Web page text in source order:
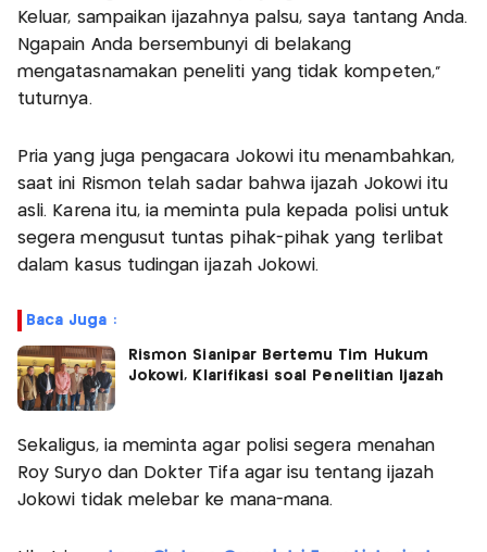
Keluar, sampaikan ijazahnya palsu, saya tantang Anda.
Ngapain Anda bersembunyi di belakang
mengatasnamakan peneliti yang tidak kompeten,"
tuturnya.
Pria yang juga pengacara Jokowi itu menambahkan,
saat ini Rismon telah sadar bahwa ijazah Jokowi itu
asli. Karena itu, ia meminta pula kepada polisi untuk
segera mengusut tuntas pihak-pihak yang terlibat
dalam kasus tudingan ijazah Jokowi.
Baca Juga :
Rismon Sianipar Bertemu Tim Hukum
Jokowi, Klarifikasi soal Penelitian Ijazah
Sekaligus, ia meminta agar polisi segera menahan
Roy Suryo dan Dokter Tifa agar isu tentang ijazah
Jokowi tidak melebar ke mana-mana.